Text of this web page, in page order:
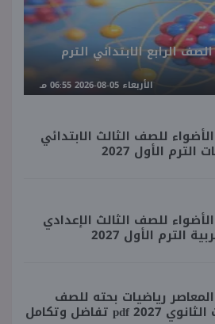
الرابع الابتدائي الترم
الأربعاء 05-08-2026 06:55 مـ
للصف الثالث الابتدائي
الترم الأول 2027
للصف الثالث الإعدادي
الترم الأول 2027
رياضيات بحته للصف
الثالث الثانوي 2027 pdf تفاضل وتكامل